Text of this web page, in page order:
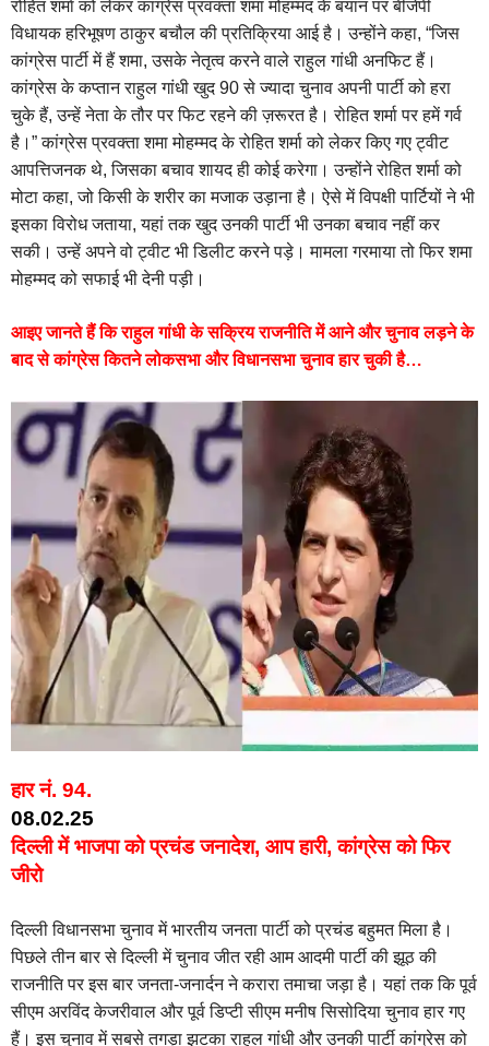
रोहित शर्मा को लेकर कांग्रेस प्रवक्ता शमा मोहम्मद के बयान पर बीजेपी
विधायक हरिभूषण ठाकुर बचौल की प्रतिक्रिया आई है। उन्होंने कहा, “जिस
कांग्रेस पार्टी में हैं शमा, उसके नेतृत्व करने वाले राहुल गांधी अनफिट हैं।
कांग्रेस के कप्तान राहुल गांधी खुद 90 से ज्यादा चुनाव अपनी पार्टी को हरा
चुके हैं, उन्हें नेता के तौर पर फिट रहने की ज़रूरत है। रोहित शर्मा पर हमें गर्व
है।” कांग्रेस प्रवक्ता शमा मोहम्मद के रोहित शर्मा को लेकर किए गए ट्वीट
आपत्तिजनक थे, जिसका बचाव शायद ही कोई करेगा। उन्होंने रोहित शर्मा को
मोटा कहा, जो किसी के शरीर का मजाक उड़ाना है। ऐसे में विपक्षी पार्टियों ने भी
इसका विरोध जताया, यहां तक खुद उनकी पार्टी भी उनका बचाव नहीं कर
सकी। उन्हें अपने वो ट्वीट भी डिलीट करने पड़े। मामला गरमाया तो फिर शमा
मोहम्मद को सफाई भी देनी पड़ी।
आइए जानते हैं कि राहुल गांधी के सक्रिय राजनीति में आने और चुनाव लड़ने के
बाद से कांग्रेस कितने लोकसभा और विधानसभा चुनाव हार चुकी है…
हार नं. 94.
08.02.25
दिल्ली में भाजपा को प्रचंड जनादेश, आप हारी, कांग्रेस को फिर
जीरो
दिल्ली विधानसभा चुनाव में भारतीय जनता पार्टी को प्रचंड बहुमत मिला है।
पिछले तीन बार से दिल्ली में चुनाव जीत रही आम आदमी पार्टी की झूठ की
राजनीति पर इस बार जनता-जनार्दन ने करारा तमाचा जड़ा है। यहां तक कि पूर्व
सीएम अरविंद केजरीवाल और पूर्व डिप्टी सीएम मनीष सिसोदिया चुनाव हार गए
हैं। इस चुनाव में सबसे तगड़ा झटका राहुल गांधी और उनकी पार्टी कांग्रेस को